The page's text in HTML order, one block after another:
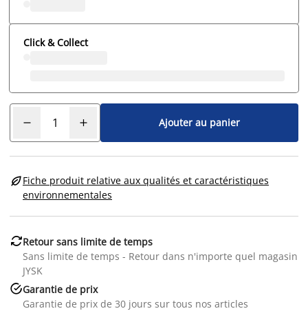
Click & Collect
Ajouter au panier
Fiche produit relative aux qualités et caractéristiques
environnementales
Retour sans limite de temps
Sans limite de temps - Retour dans n'importe quel magasin
JYSK
Garantie de prix
Garantie de prix de 30 jours sur tous nos articles